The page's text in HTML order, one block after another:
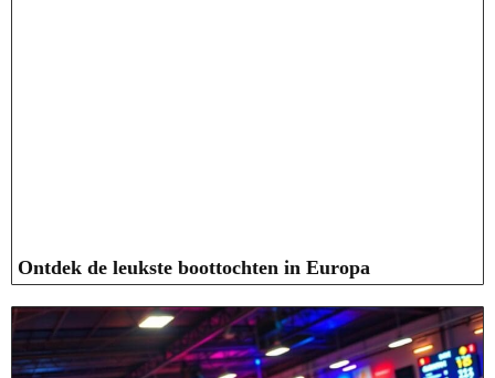
Ontdek de leukste boottochten in Europa